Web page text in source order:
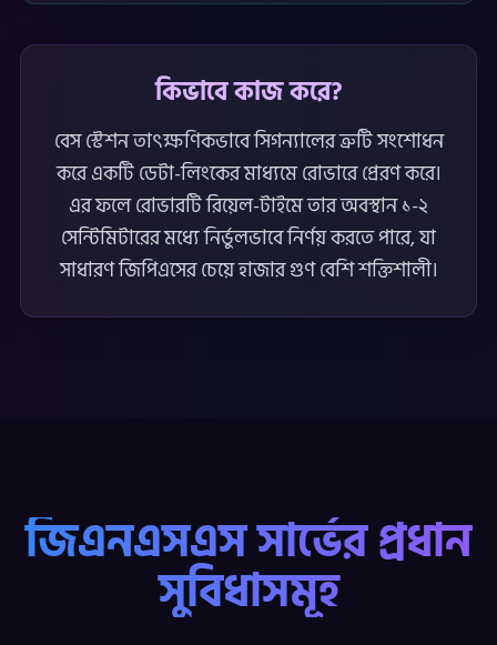
কিভাবে কাজ করে?
বেস স্টেশন তাৎক্ষণিকভাবে সিগন্যালের ত্রুটি সংশোধন
করে একটি ডেটা-লিংকের মাধ্যমে রোভারে প্রেরণ করে।
এর ফলে রোভারটি রিয়েল-টাইমে তার অবস্থান ১-২
সেন্টিমিটারের মধ্যে নির্ভুলভাবে নির্ণয় করতে পারে, যা
সাধারণ জিপিএসের চেয়ে হাজার গুণ বেশি শক্তিশালী।
জিএনএসএস সার্ভের প্রধান
সুবিধাসমূহ